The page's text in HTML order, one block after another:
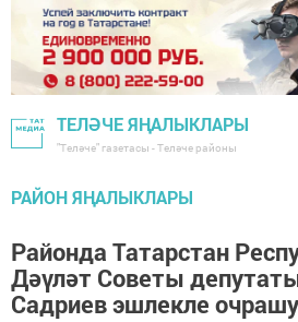
ТЕЛӘЧЕ ЯҢАЛЫКЛАРЫ
"Теләче" газетасы - Теләче районы
РАЙОН ЯҢАЛЫКЛАРЫ
Районда Татарстан
Дәүләт Советы
Садриев эшлекле